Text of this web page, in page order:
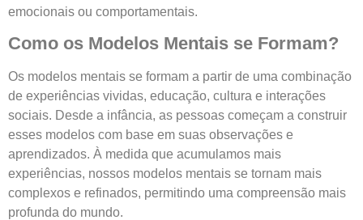
emocionais ou comportamentais.
Como os Modelos Mentais se Formam?
Os modelos mentais se formam a partir de uma combinação
de experiências vividas, educação, cultura e interações
sociais. Desde a infância, as pessoas começam a construir
esses modelos com base em suas observações e
aprendizados. À medida que acumulamos mais
experiências, nossos modelos mentais se tornam mais
complexos e refinados, permitindo uma compreensão mais
profunda do mundo.